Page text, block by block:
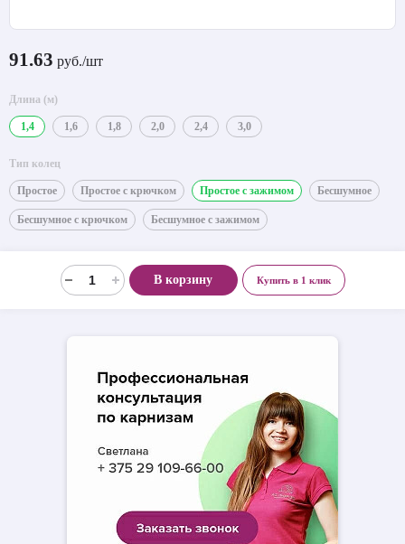
91.63 руб./шт
Длина (м)
1,4 1,6 1,8 2,0 2,4 3,0
Тип колец
Простое Простое с крючком Простое с зажимом Бесшумное
Бесшумное с крючком Бесшумное с зажимом
В корзину Купить в 1 клик